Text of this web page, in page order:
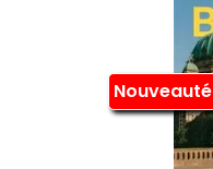
Nouveauté